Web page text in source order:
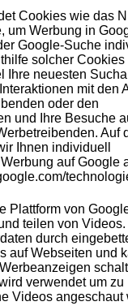
Cookies wie das
um Werbung in
Google-Suche
solcher Cookies
Ihre neuesten
mit den
oder den
und Ihre Besuche
Auf
Ihnen individuell
auf Google
Plattform von
teilen von
durch
auf Webseiten und
verwendet um zu
Videos angeschaut